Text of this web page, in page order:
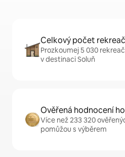
Celkový počet
Prozkoumej 5 030
v destinaci Soluň
Ověřená hodnocení
Více než 233 320
pomůžou s výběrem